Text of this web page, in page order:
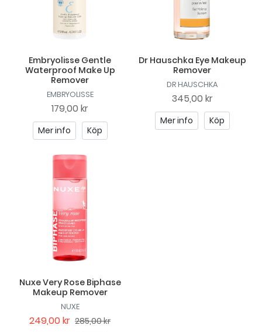
Embryolisse Gentle
Waterproof Make Up
Remover
EMBRYOLISSE
179,00 kr
Mer info Köp
Dr Hauschka Eye Makeup
Remover
DR HAUSCHKA
345,00 kr
Mer info Köp
Nuxe Very Rose Biphase
Makeup Remover
NUXE
249,00 kr 285,00 kr